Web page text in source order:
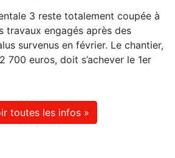
3 reste totalement coupée à
travaux engagés après des
survenus en février. Le chantier,
700 euros, doit s’achever le 1er
toutes les infos »